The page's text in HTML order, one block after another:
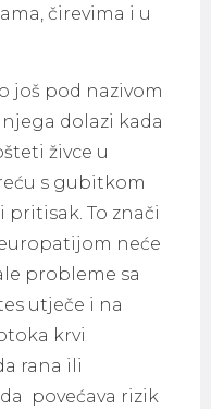
čirevima i u
još pod nazivom
njega dolazi kada
živce u
s gubitkom
To znači
neće
probleme sa
utječe i na
krvi
rana ili
povećava rizik